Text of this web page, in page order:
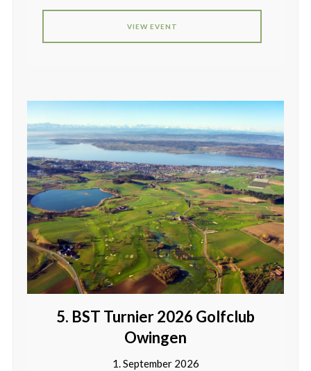
VIEW EVENT
5. BST Turnier 2026 Golfclub
Owingen
1. September 2026